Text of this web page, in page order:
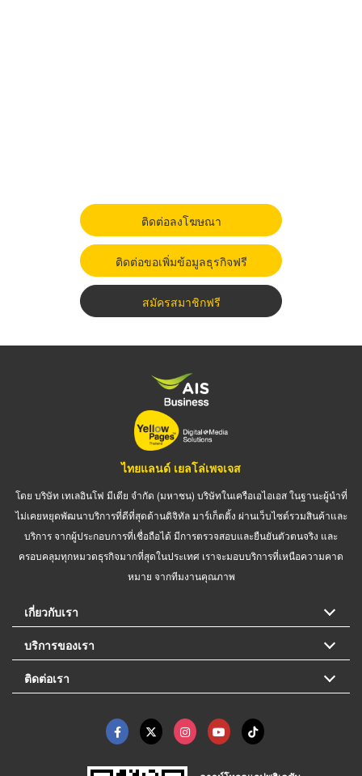
ติดต่อลงโฆษณา
ติดต่อขอเพิ่มข้อมูลธุรกิจฟรี
สมัครสมาชิกฟรี
ไทยแลนด์ เยลโล่เพจเจส
โดย บริษัท เทเลอินโฟ มีเดีย จำกัด (มหาชน) บริษัทในเครือเอไอเอส ในฐานะผู้นำที่
ไม่เคยหยุดพัฒนาบริการที่ดีที่สุดด้านดิจิทัล มาร์เก็ตติ้ง ผ่านเว็บไซต์รวมสินค้าและ
บริการ จากผู้ประกอบการที่เชื่อถือได้ มีการตรวจสอบและยืนยันตัวตนจริง และ
ครอบคลุมทุกหมวดธุรกิจมากที่สุดในประเทศ เราจะมอบบริการที่เหนือความคาด
หมาย จากทีมงานคุณภาพ
เกี่ยวกับเรา
บริการของเรา
ติดต่อเรา